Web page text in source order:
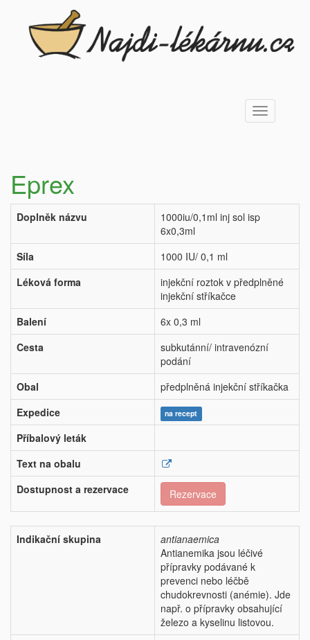
Toggle
navigation
Eprex
Doplněk názvu
1000iu/0,1ml inj sol isp
6x0,3ml
Síla
1000 IU/ 0,1 ml
Léková forma
injekční roztok v předplněné
injekční stříkačce
Balení
6x 0,3 ml
Cesta
subkutánní/ intravenózní
podání
Obal
předplněná injekční stříkačka
Expedice
na recept
Příbalový leták
Text na obalu
Dostupnost a rezervace
Rezervace
Indikační skupina
antianaemica
Antianemika jsou léčivé
přípravky podávané k
prevenci nebo léčbě
chudokrevnosti (anémie). Jde
např. o přípravky obsahující
železo a kyselinu listovou.